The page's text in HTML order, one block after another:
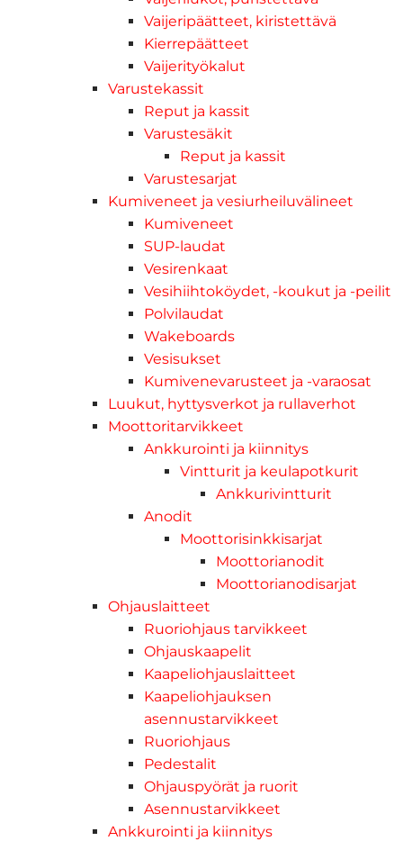
Vaijeripäätteet, kiristettävä
Kierrepäätteet
Vaijerityökalut
Varustekassit
Reput ja kassit
Varustesäkit
Reput ja kassit
Varustesarjat
Kumiveneet ja vesiurheiluvälineet
Kumiveneet
SUP-laudat
Vesirenkaat
Vesihiihtoköydet, -koukut ja -peilit
Polvilaudat
Wakeboards
Vesisukset
Kumivenevarusteet ja -varaosat
Luukut, hyttysverkot ja rullaverhot
Moottoritarvikkeet
Ankkurointi ja kiinnitys
Vintturit ja keulapotkurit
Ankkurivintturit
Anodit
Moottorisinkkisarjat
Moottorianodit
Moottorianodisarjat
Ohjauslaitteet
Ruoriohjaus tarvikkeet
Ohjauskaapelit
Kaapeliohjauslaitteet
Kaapeliohjauksen
asennustarvikkeet
Ruoriohjaus
Pedestalit
Ohjauspyörät ja ruorit
Asennustarvikkeet
Ankkurointi ja kiinnitys